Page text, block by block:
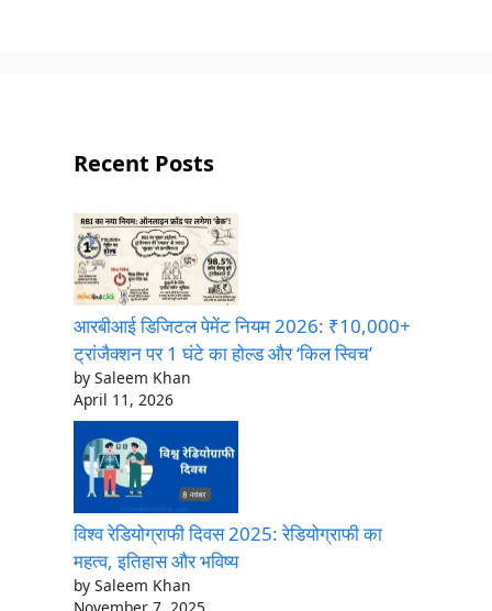
Recent Posts
आरबीआई डिजिटल पेमेंट नियम 2026: ₹10,000+
ट्रांजैक्शन पर 1 घंटे का होल्ड और ‘किल स्विच’
by Saleem Khan
April 11, 2026
विश्व रेडियोग्राफी दिवस 2025: रेडियोग्राफी का
महत्व, इतिहास और भविष्य
by Saleem Khan